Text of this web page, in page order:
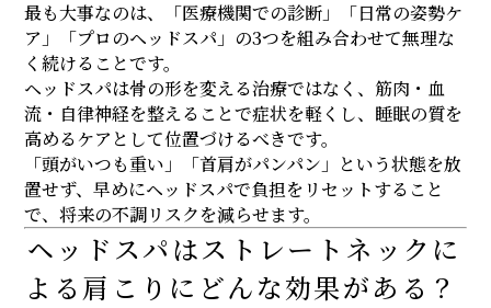
最も大事なのは、「医療機関での診断」「日常の姿勢ケ
ア」「プロのヘッドスパ」の3つを組み合わせて無理な
く続けることです。
ヘッドスパは骨の形を変える治療ではなく、筋肉・血
流・自律神経を整えることで症状を軽くし、睡眠の質を
高めるケアとして位置づけるべきです。
「頭がいつも重い」「首肩がパンパン」という状態を放
置せず、早めにヘッドスパで負担をリセットすること
で、将来の不調リスクを減らせます。
ヘッドスパはストレートネックに
よる肩こりにどんな効果がある？